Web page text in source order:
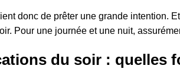
donc de prêter une grande intention.
Pour une journée et une nuit,
du soir : quelles